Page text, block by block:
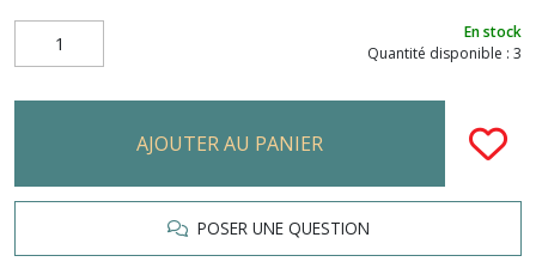
En stock
Quantité disponible : 3
AJOUTER AU PANIER
POSER UNE QUESTION